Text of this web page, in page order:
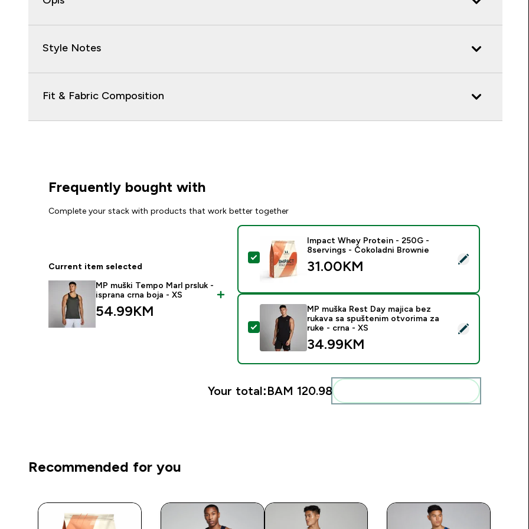
Style Notes
Fit & Fabric Composition
Frequently bought with
Complete your stack with products that work better together
Current item selected
MP muški Tempo Marl prsluk -
isprana crna boja - XS
54.99KM‎
Select this product - Impact Whey Protein - 250G - 8servings
Impact Whey Protein - 250G -
8servings - Čokoladni Brownie
31.00KM‎
Select this product - MP muška Rest Day majica bez rukava
MP muška Rest Day majica bez
rukava sa spuštenim otvorima za
ruke - crna - XS
34.99KM‎
Your total:BAM 120.98‎
Recommended for you